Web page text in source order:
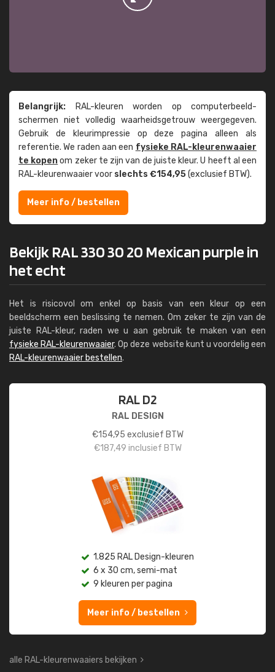
Belangrijk: RAL-kleuren worden op computer­beeld­
schermen niet volledig waarheids­­getrouw weer­gegeven.
Gebruik de kleur­impressie op deze pagina alleen als
referentie. We raden aan een fysieke RAL-kleuren­waaier
te kopenom zeker te zijn van de juiste kleur. U heeft al een
RAL-kleuren­waaier voor slechts €154,95(exclusief BTW).
Meer info / bestellen
Bekijk RAL 330 30 20 Mexican purple in
het echt
Het is risicovol om enkel op basis van een kleur op een
beeldscherm een beslissing te nemen. Om zeker te zijn van de
juiste RAL-kleur, raden we u aan gebruik te maken van een
fysieke RAL-kleurenwaaier. Op deze website kunt u voordelig een
RAL-kleurenwaaier bestellen.
RAL D2
RAL DESIGN
€154,95 exclusief BTW
€187,49 inclusief BTW
1.825 RAL Design-kleuren
6 x 30 cm, semi-mat
9 kleuren per pagina
Meer info / bestellen
alle RAL-kleurenwaaiers bekijken